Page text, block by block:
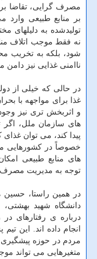
مصرف گرایی، تقاضا
بر منابع طبیعی وارد
تولیدشده به
نه فقط موجب اتلاف
شود، بلکه به تخریب
ناامنی غذایی نیز دامن
در حالی که خیلی از
غذا برای مواجهه با
و اثربخش تری نیز
خصوصاً در کشورهایی
های منابع طبیعی
توجه به مدیریت مصرف
در همین راستا، حسین
دانشگاه شهید
درباره ی رفتارهای
انجام داده اند. این
مردم در حوزه پیشگیری
متغیرهایی می تواند